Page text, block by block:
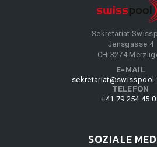
Sekretariat
Jensgasse 4
CH-3274
E-MAIL
TELEFON
+41 79 254 45
SOZIALE